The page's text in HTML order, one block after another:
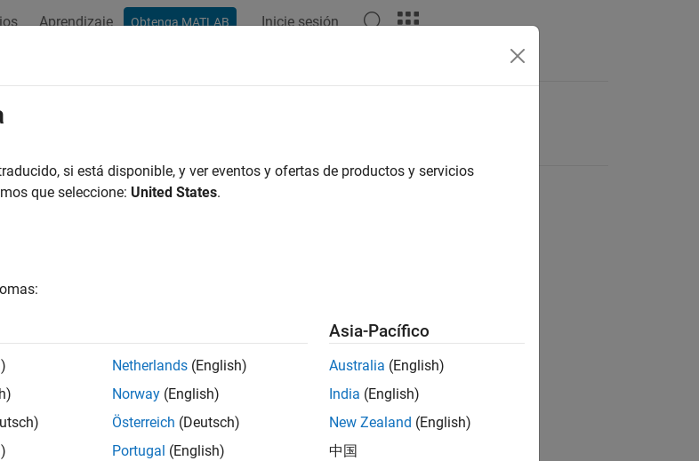
Aprendizaje Obtenga MATLAB Inicie sesión
si está disponible, y ver eventos y ofertas de productos y servicios
que seleccione: United States.
Netherlands (English)
Norway (English)
Österreich (Deutsch)
Portugal (English)
Asia-Pacífico
Australia (English)
India (English)
New Zealand (English)
中国